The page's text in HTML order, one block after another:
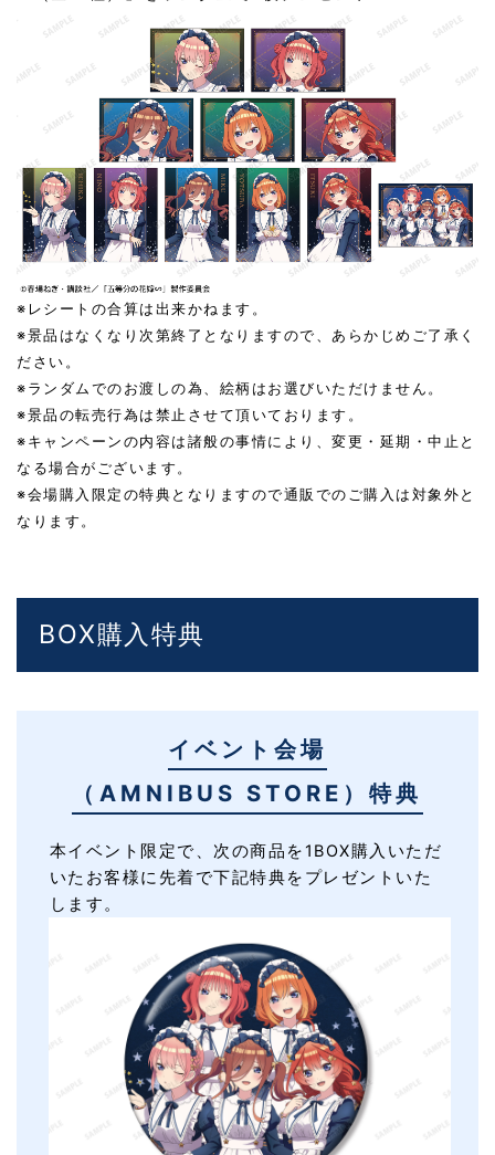
※レシートの合算は出来かねます。
※景品はなくなり次第終了となりますので、あらかじめご了承く
ださい。
※ランダムでのお渡しの為、絵柄はお選びいただけません。
※景品の転売行為は禁止させて頂いております。
※キャンペーンの内容は諸般の事情により、変更・延期・中止と
なる場合がございます。
※会場購入限定の特典となりますので通販でのご購入は対象外と
なります。
BOX購入特典
イベント会場
（AMNIBUS STORE）特典
本イベント限定で、次の商品を1BOX購入いただ
いたお客様に先着で下記特典をプレゼントいた
します。